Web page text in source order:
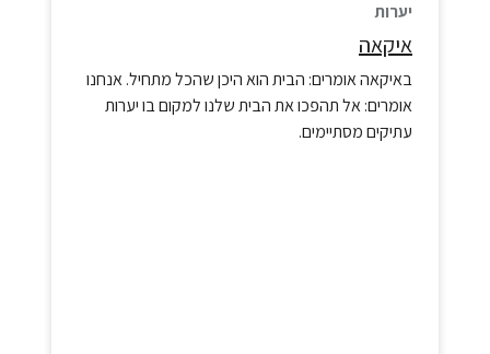
יערות
איקאה
באיקאה אומרים: הבית הוא היכן שהכל מתחיל. אנחנו
אומרים: אל תהפכו את הבית שלנו למקום בו יערות
עתיקים מסתיימים.